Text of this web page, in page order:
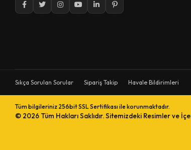
Sıkça Sorulan Sorular Sipariş Takip Havale Bildirimleri
Tüm bilgileriniz 256bit SSL Sertifikası ile korunmaktadır.
© 2026 Tüm Hakları Saklıdır. Sitemizdeki Resimler ve